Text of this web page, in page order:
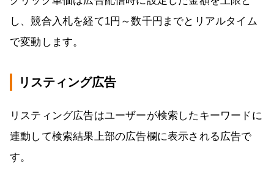
し、競合入札を経て1円～数千円までとリアルタイム
で変動します。
リスティング広告
リスティング広告はユーザーが検索したキーワードに
連動して検索結果上部の広告欄に表示される広告で
す。